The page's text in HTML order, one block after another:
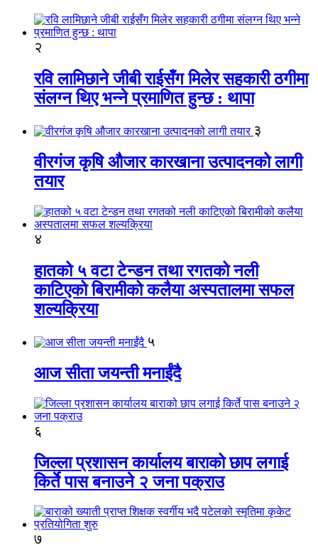
२
रवि लामिछाने जीबी राईसँग मिलेर सहकारी ठगीमा
संलग्न थिए भन्ने प्रमाणित हुन्छ : थापा
३
वीरगंज कृषि औजार कारखाना उत्पादनको लागी
तयार
४
हातको ५ वटा टेन्डन तथा रगतको नली
काटिएको बिरामीको कलैया अस्पतालमा सफल
शल्यक्रिया
५
आज सीता जयन्ती मनाईंदै
६
जिल्ला प्रशासन कार्यालय बाराको छाप लगाई
किर्ते पास बनाउने २ जना पक्राउ
७